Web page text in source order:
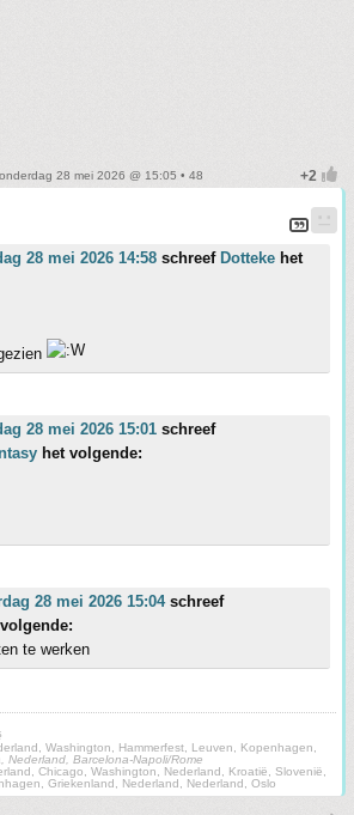
28 mei 2026 @ 15:05 • 48
28 mei 2026 14:58 schreef Dotteke het
28 mei 2026 15:01 schreef
het volgende:
28 mei 2026 15:04schreef
te werken
Washington, Hammerfest, Leuven, Kopenhagen,
Nederland, Barcelona-Napoli/Rome
Chicago, Washington, Nederland, Kroatië, Slovenië,
Griekenland, Nederland, Nederland, Oslo